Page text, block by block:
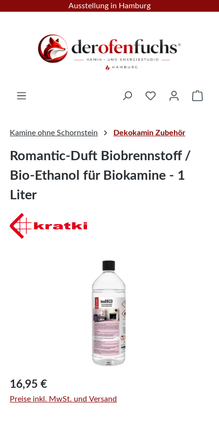
Zum Hauptinhalt springen
Ausstellung in Hamburg
Kamine ohne Schornstein Dekokamin Zubehör
Romantic-Duft Biobrennstoff /
Bio-Ethanol für Biokamine - 1
Liter
Regulärer Preis:
16,95 €
Preise inkl. MwSt. und Versand